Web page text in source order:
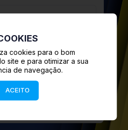
cookies para o bom
site e para otimizar a sua
de navegação.
ACEITO
Esqueceu-se da password?
ENTRAR